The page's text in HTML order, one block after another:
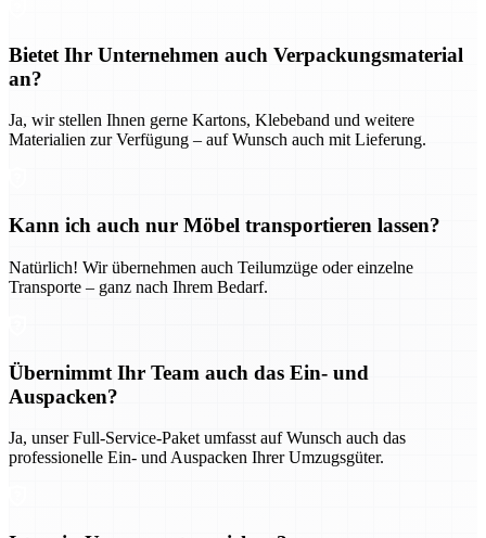
Bietet Ihr Unternehmen auch Verpackungsmaterial
an?
Ja, wir stellen Ihnen gerne Kartons, Klebeband und weitere
Materialien zur Verfügung – auf Wunsch auch mit Lieferung.
Kann ich auch nur Möbel transportieren lassen?
Natürlich! Wir übernehmen auch Teilumzüge oder einzelne
Transporte – ganz nach Ihrem Bedarf.
Übernimmt Ihr Team auch das Ein- und
Auspacken?
Ja, unser Full-Service-Paket umfasst auf Wunsch auch das
professionelle Ein- und Auspacken Ihrer Umzugsgüter.